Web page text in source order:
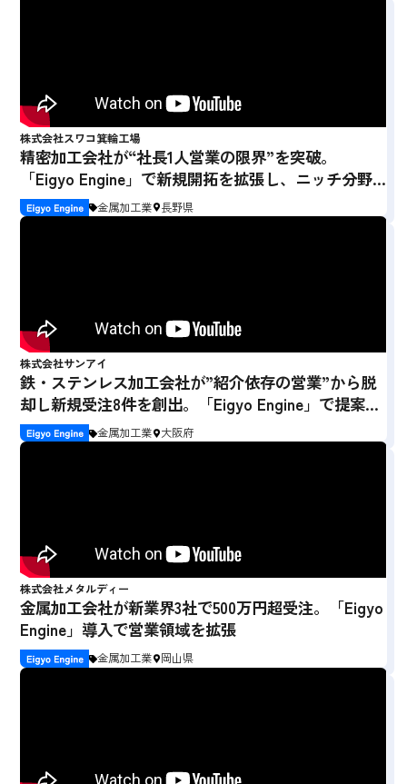
株式会社スワコ箕輪工場
精密加工会社が“社長1人営業の限界”を突破。
「Eigyo Engine」で新規開拓を拡張し、ニッチ分野
での受注拡大を実現
金属加工業 長野県
株式会社サンアイ
鉄・ステンレス加工会社が”紹介依存の営業”から脱
却し新規受注8件を創出。「Eigyo Engine」で提案型
営業を実現し販路拡大
金属加工業 大阪府
株式会社メタルディー
金属加工会社が新業界3社で500万円超受注。「Eigyo
Engine」導入で営業領域を拡張
金属加工業 岡山県